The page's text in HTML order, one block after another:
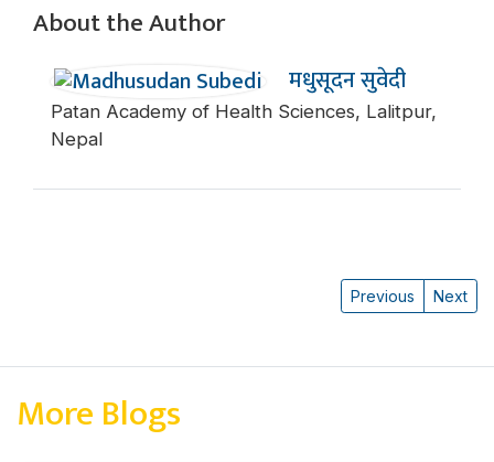
About the Author
मधुसूदन सुवेदी
Patan Academy of Health Sciences, Lalitpur,
Nepal
Previous Next
More Blogs